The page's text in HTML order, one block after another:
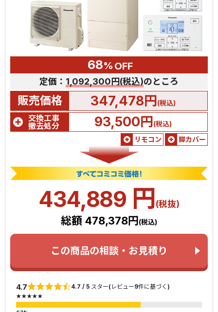
68% OFF
定価： 1,092,300円(税込)のところ
販売価格 347,478円(税込)
交換工事
撤去処分
93,500円(税込)
リモコン
脚カバー
434,889 円(税抜)
総額 478,378円 (税込)
この商品の相談・お見積り
4.7 4.7 / 5 スター(レビュー9件に基づく)
★★★★★